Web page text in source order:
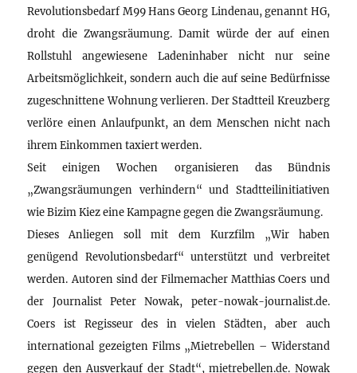
Revolutionsbedarf M99 Hans Georg Lindenau, genannt HG,
droht die Zwangsräumung. Damit würde der auf einen
Rollstuhl angewiesene Ladeninhaber nicht nur seine
Arbeitsmöglichkeit, sondern auch die auf seine Bedürfnisse
zugeschnittene Wohnung verlieren. Der Stadtteil Kreuzberg
verlöre einen Anlaufpunkt, an dem Menschen nicht nach
ihrem Einkommen taxiert werden.
Seit einigen Wochen organisieren das Bündnis
„Zwangsräumungen verhindern“ und Stadtteilinitiativen
wie Bizim Kiez eine Kampagne gegen die Zwangsräumung.
Dieses Anliegen soll mit dem Kurzfilm „Wir haben
genügend Revolutionsbedarf“ unterstützt und verbreitet
werden. Autoren sind der Filmemacher Matthias Coers und
der Journalist Peter Nowak, peter-nowak-journalist.de.
Coers ist Regisseur des in vielen Städten, aber auch
international gezeigten Films „Mietrebellen – Widerstand
gegen den Ausverkauf der Stadt“, mietrebellen.de. Nowak